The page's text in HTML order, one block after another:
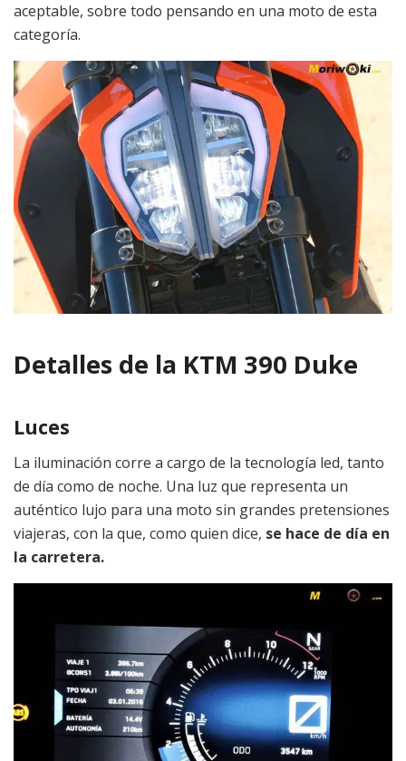
aceptable, sobre todo pensando en una moto de esta
categoría.
Detalles de la KTM 390 Duke
Luces
La iluminación corre a cargo de la tecnología led, tanto
de día como de noche. Una luz que representa un
auténtico lujo para una moto sin grandes pretensiones
viajeras, con la que, como quien dice, se hace de día en
la carretera.